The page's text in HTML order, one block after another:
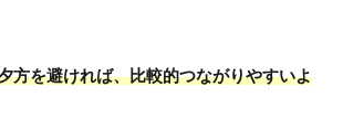
方を避ければ、比較的つながりやすいよ